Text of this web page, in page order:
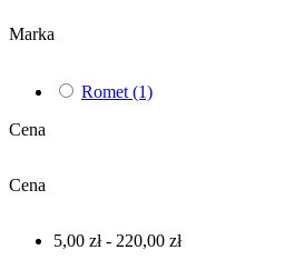
Marka
Romet(1)
Cena
Cena
5,00 zł - 220,00 zł